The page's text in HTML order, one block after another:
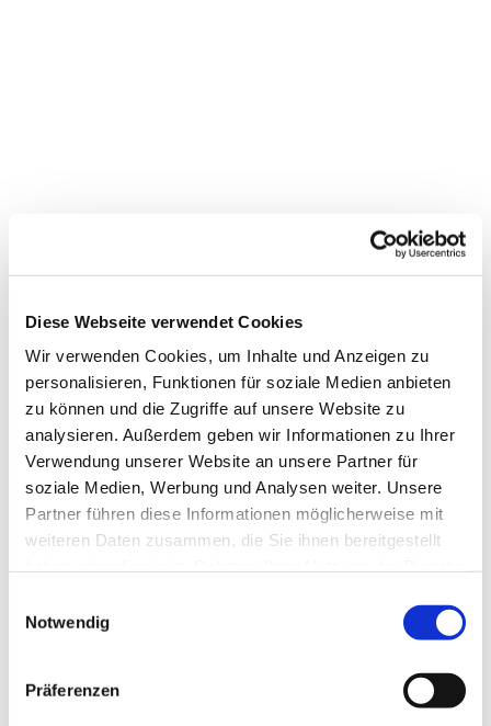
Diese Webseite verwendet Cookies
Wir verwenden Cookies, um Inhalte und Anzeigen zu
personalisieren, Funktionen für soziale Medien anbieten
zu können und die Zugriffe auf unsere Website zu
analysieren. Außerdem geben wir Informationen zu Ihrer
Verwendung unserer Website an unsere Partner für
soziale Medien, Werbung und Analysen weiter. Unsere
Partner führen diese Informationen möglicherweise mit
weiteren Daten zusammen, die Sie ihnen bereitgestellt
Notwendig
Präferenzen
Dies könnte Sie auch
interessieren